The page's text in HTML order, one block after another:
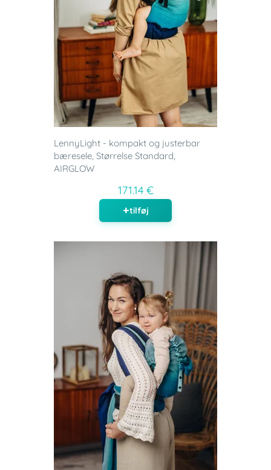
LennyLight - kompakt og justerbar
bæresele, Størrelse Standard,
AIRGLOW
171.14 €
tilføj